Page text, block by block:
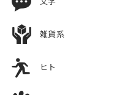
雑貨系
ヒト